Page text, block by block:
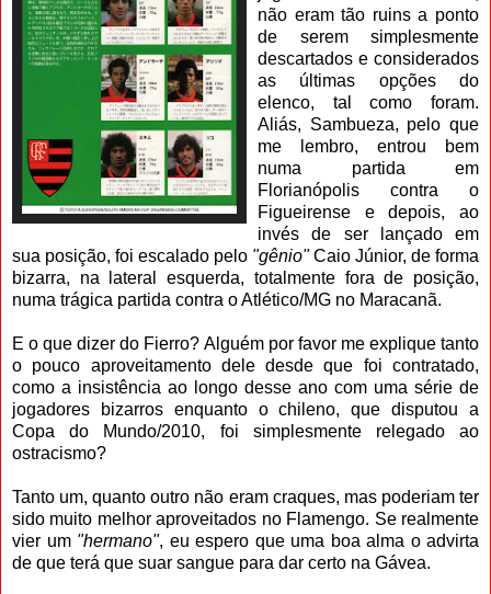
não eram tão ruins a ponto
de serem simplesmente
descartados e considerados
as últimas opções do
elenco, tal como foram.
Aliás, Sambueza, pelo que
me lembro, entrou bem
numa partida em
Florianópolis contra o
Figueirense e depois, ao
invés de ser lançado em
sua posição, foi escalado pelo "gênio"Caio Júnior, de forma
bizarra, na lateral esquerda, totalmente fora de posição,
numa trágica partida contra o Atlético/MG no Maracanã.
E o que dizer do Fierro? Alguém por favor me explique tanto
o pouco aproveitamento dele desde que foi contratado,
como a insistência ao longo desse ano com uma série de
jogadores bizarros enquanto o chileno, que disputou a
Copa do Mundo/2010, foi simplesmente relegado ao
ostracismo?
Tanto um, quanto outro não eram craques, mas poderiam ter
sido muito melhor aproveitados no Flamengo. Se realmente
vier um "hermano", eu espero que uma boa alma o advirta
de que terá que suar sangue para dar certo na Gávea.